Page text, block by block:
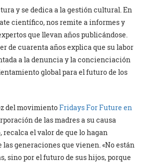
y se dedica a la gestión cultural. En
científico, nos remite a informes y
que llevan años publicándose.
de cuarenta años explica que su labor
a la denuncia y la concienciación
global para el futuro de los
del movimientoFridays For Future en
de las madres a su causa
recalca el valor de que lo hagan
las generaciones que vienen. «No están
sino por el futuro de sus hijos, porque